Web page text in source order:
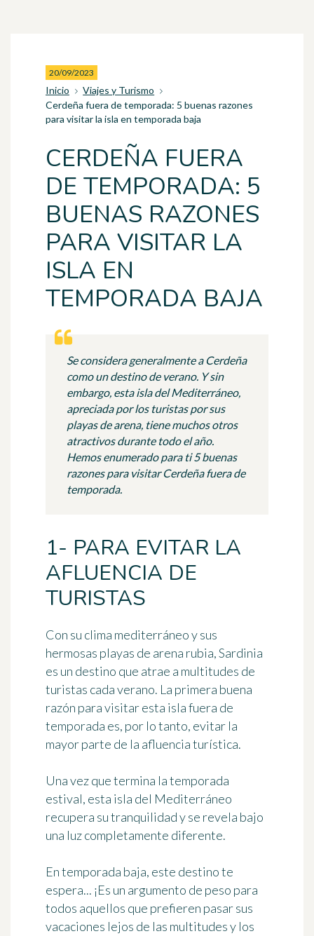
20/09/2023
Inicio
Viajes y Turismo
Cerdeña fuera de temporada: 5 buenas razones
para visitar la isla en temporada baja
CERDEÑA FUERA
DE TEMPORADA: 5
BUENAS RAZONES
PARA VISITAR LA
ISLA EN
TEMPORADA BAJA
Se considera generalmente a Cerdeña
como un destino de verano. Y sin
embargo, esta isla del Mediterráneo,
apreciada por los turistas por sus
playas de arena, tiene muchos otros
atractivos durante todo el año.
Hemos enumerado para ti 5 buenas
razones para visitar Cerdeña fuera de
temporada.
1- PARA EVITAR LA
AFLUENCIA DE
TURISTAS
Con su clima mediterráneo y sus
hermosas playas de arena rubia,Sardinia
es un destino que atrae a multitudes de
turistas cada verano. La primera buena
razón para visitar esta isla fuera de
temporada es, por lo tanto, evitar la
mayor parte de la afluencia turística.
Una vez que termina la temporada
estival, esta isla del Mediterráneo
recupera su tranquilidad y se revela bajo
una luz completamente diferente.
En temporada baja, este destino te
espera... ¡Es un argumento de peso para
todos aquellos que prefieren pasar sus
vacaciones lejos de las multitudes y los